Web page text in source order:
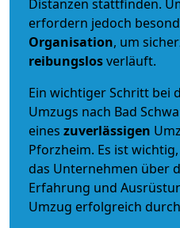
Distanzen stattfinden.
erfordern jedoch
Organisation, um
reibungslosverläuft.
Ein wichtiger Schritt bei
Umzugs nach Bad
eines zuverlässigen
Pforzheim. Es ist
das Unternehmen über
Erfahrung und
Umzug erfolgreich